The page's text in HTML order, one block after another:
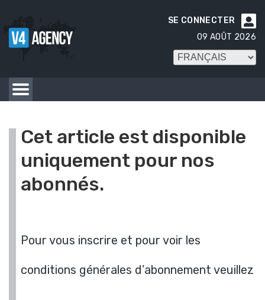

SE CONNECTER
09 AOÛT 2026
Cet article est disponible
uniquement pour nos
abonnés.
Pour vous inscrire et pour voir les
conditions générales d’abonnement veuillez